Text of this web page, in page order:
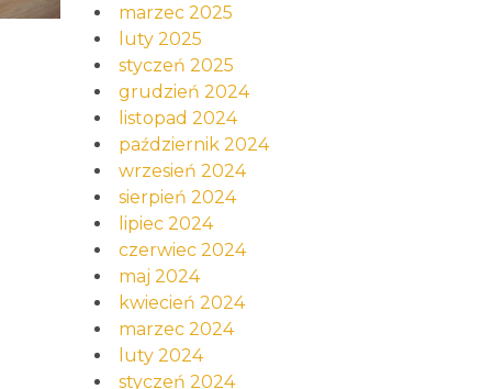
marzec 2025
luty 2025
styczeń 2025
grudzień 2024
listopad 2024
październik 2024
wrzesień 2024
sierpień 2024
lipiec 2024
czerwiec 2024
maj 2024
kwiecień 2024
marzec 2024
luty 2024
styczeń 2024